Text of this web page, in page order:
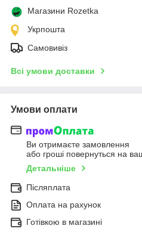
Магазини Rozetka
Укрпошта
Самовивіз
Всі умови доставки
Умови оплати
Ви отримаєте замовлення
або гроші повернуться на
Детальніше
Післяплата
Оплата на рахунок
Готівкою в магазині